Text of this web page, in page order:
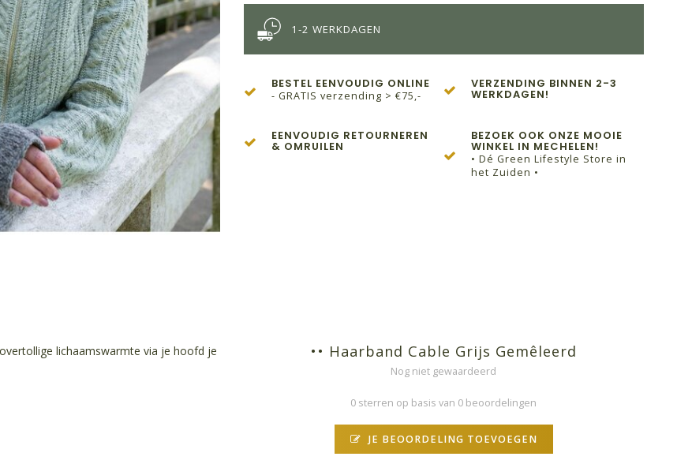
1-2 WERKDAGEN
BESTEL EENVOUDIG ONLINE
- GRATIS verzending > €75,-
VERZENDING BINNEN 2-3
WERKDAGEN!
EENVOUDIG RETOURNEREN
& OMRUILEN
BEZOEK OOK ONZE MOOIE
WINKEL IN MECHELEN!
• Dé Green Lifestyle Store in
het Zuiden •
lichaamswarmte via je hoofd je
•• Haarband Cable Grijs Gemêleerd
Nog niet gewaardeerd
0 sterren op basis van 0 beoordelingen
JE BEOORDELING TOEVOEGEN